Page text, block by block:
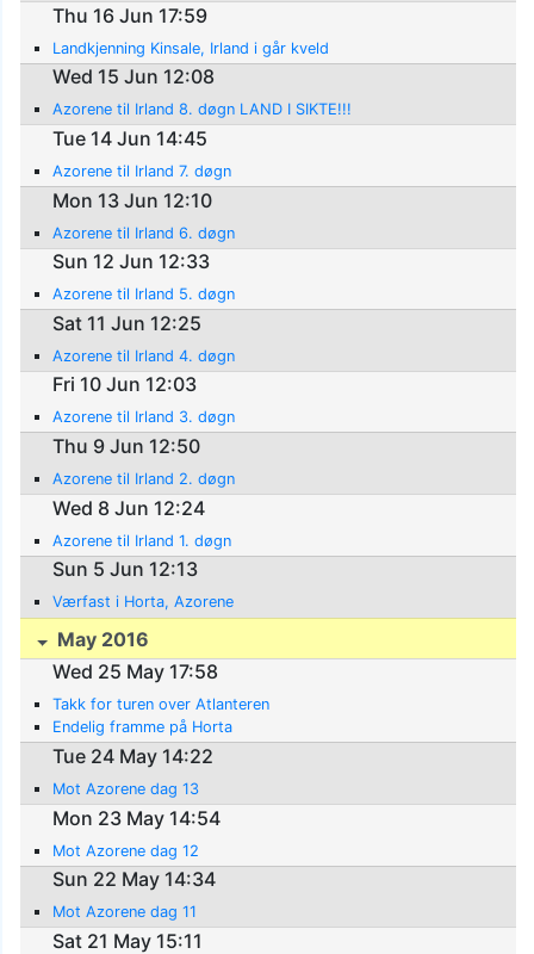
Thu 16 Jun 17:59
Landkjenning Kinsale, Irland i går kveld
Wed 15 Jun 12:08
Azorene til Irland 8. døgn LAND I SIKTE!!!
Tue 14 Jun 14:45
Azorene til Irland 7. døgn
Mon 13 Jun 12:10
Azorene til Irland 6. døgn
Sun 12 Jun 12:33
Azorene til Irland 5. døgn
Sat 11 Jun 12:25
Azorene til Irland 4. døgn
Fri 10 Jun 12:03
Azorene til Irland 3. døgn
Thu 9 Jun 12:50
Azorene til Irland 2. døgn
Wed 8 Jun 12:24
Azorene til Irland 1. døgn
Sun 5 Jun 12:13
Værfast i Horta, Azorene
May 2016
Wed 25 May 17:58
Takk for turen over Atlanteren
Endelig framme på Horta
Tue 24 May 14:22
Mot Azorene dag 13
Mon 23 May 14:54
Mot Azorene dag 12
Sun 22 May 14:34
Mot Azorene dag 11
Sat 21 May 15:11